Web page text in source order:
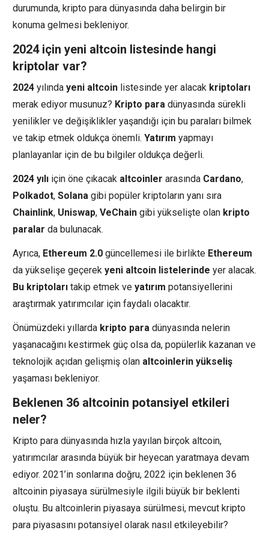
durumunda, kripto para dünyasında daha belirgin bir
konuma gelmesi bekleniyor.
2024 için yeni altcoin listesinde hangi
kriptolar var?
2024 yılında yeni altcoin listesinde yer alacak kriptoları
merak ediyor musunuz? Kripto para dünyasında sürekli
yenilikler ve değişiklikler yaşandığı için bu paraları bilmek
ve takip etmek oldukça önemli. Yatırım yapmayı
planlayanlar için de bu bilgiler oldukça değerli.
2024 yılı için öne çıkacak altcoinler arasında Cardano,
Polkadot, Solana gibi popüler kriptoların yanı sıra
Chainlink, Uniswap, VeChain gibi yükselişte olan kripto
paralar da bulunacak.
Ayrıca, Ethereum 2.0 güncellemesi ile birlikte Ethereum
da yükselişe geçerek yeni altcoin listelerinde yer alacak.
Bu kriptoları takip etmek ve yatırım potansiyellerini
araştırmak yatırımcılar için faydalı olacaktır.
Önümüzdeki yıllarda kripto para dünyasında nelerin
yaşanacağını kestirmek güç olsa da, popülerlik kazanan ve
teknolojik açıdan gelişmiş olan altcoinlerin yükseliş
yaşaması bekleniyor.
Beklenen 36 altcoinin potansiyel etkileri
neler?
Kripto para dünyasında hızla yayılan birçok altcoin,
yatırımcılar arasında büyük bir heyecan yaratmaya devam
ediyor. 2021’in sonlarına doğru, 2022 için beklenen 36
altcoinin piyasaya sürülmesiyle ilgili büyük bir beklenti
oluştu. Bu altcoinlerin piyasaya sürülmesi, mevcut kripto
para piyasasını potansiyel olarak nasıl etkileyebilir?